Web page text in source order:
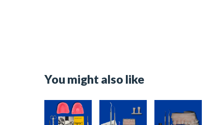
You might also like